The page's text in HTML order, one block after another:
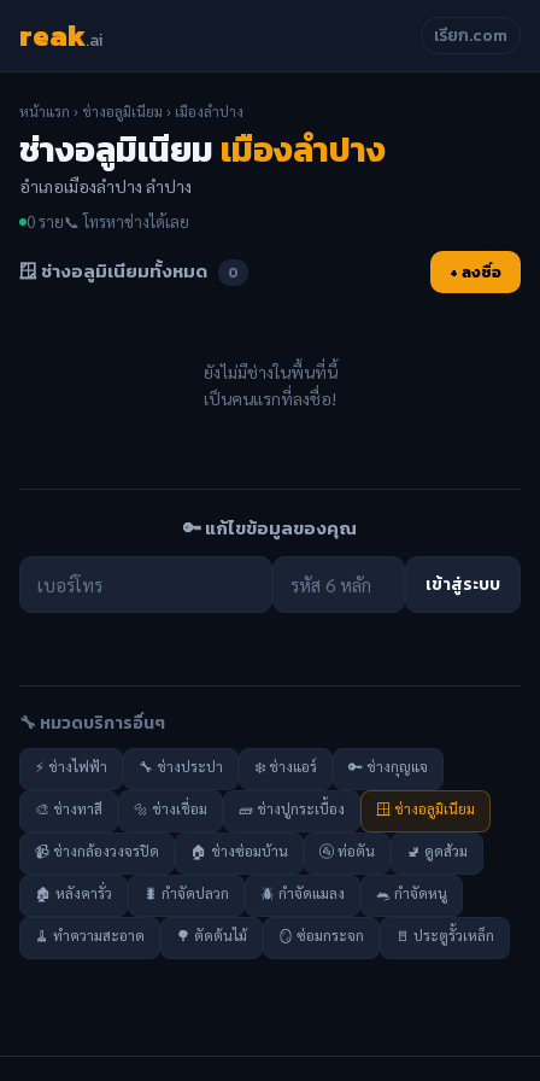
reak.ai เรียก.com
หน้าแรก › ช่างอลูมิเนียม › เมืองลำปาง
ช่างอลูมิเนียมเมืองลำปาง
อำเภอเมืองลำปาง ลำปาง
0 ราย📞 โทรหาช่างได้เลย
🪟 ช่างอลูมิเนียมทั้งหมด 0 + ลงชื่อ
ยังไม่มีช่างในพื้นที่นี้
เป็นคนแรกที่ลงชื่อ!
🔑 แก้ไขข้อมูลของคุณ
เข้าสู่ระบบ
🔧 หมวดบริการอื่นๆ
⚡ ช่างไฟฟ้า 🔧 ช่างประปา ❄️ ช่างแอร์ 🔑 ช่างกุญแจ
🎨 ช่างทาสี 🔩 ช่างเชื่อม 🧱 ช่างปูกระเบื้อง 🪟 ช่างอลูมิเนียม
📹 ช่างกล้องวงจรปิด 🏠 ช่างซ่อมบ้าน 🚰 ท่อตัน 🚽 ดูดส้วม
🏚️ หลังคารั่ว 🐛 กำจัดปลวก 🪲 กำจัดแมลง 🐀 กำจัดหนู
🧹 ทำความสะอาด 🌳 ตัดต้นไม้ 🪞 ซ่อมกระจก 🚪 ประตูรั้วเหล็ก